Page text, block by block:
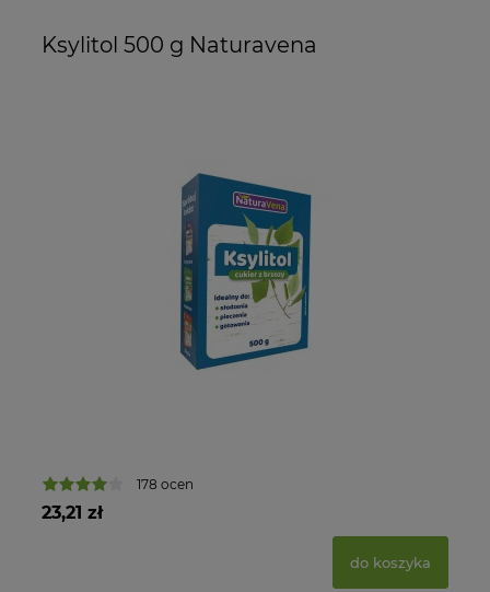
Ksylitol 500 g Naturavena
178 ocen
23,21 zł
do koszyka